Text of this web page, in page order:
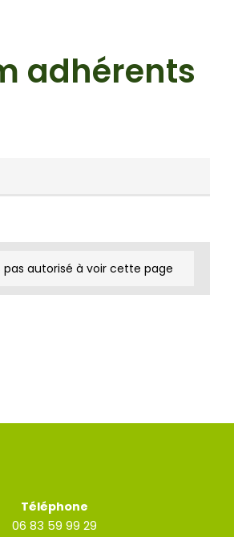
adhérents
pas autorisé à voir cette page
Téléphone
06 83 59 99 29